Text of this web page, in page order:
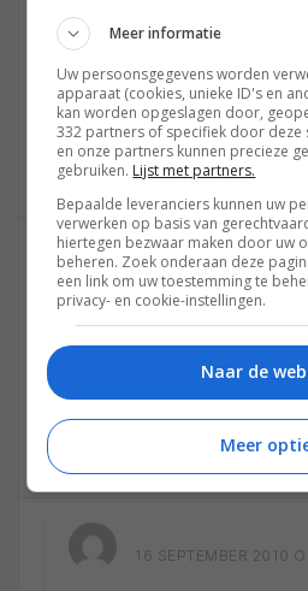
daarbij nodig ik weet wel dat ik
heb
alvast bedankt
Reageren
BART
16 SEPTEMBER 2010 OM
Sony heeft inmiddels op de
gemaakt dat deze update al op
verschijnt!
16 SEPTEMBER 2010
Meer informatie
Uw persoonsgegevens worden
apparaat (cookies, unieke ID's en
kan worden opgeslagen door,
332 partners of specifiek door deze
en onze partners kunnen precieze
gebruiken. Lijst met partners.
Bepaalde leveranciers kunnen uw
verwerken op basis van
hiertegen bezwaar maken door uw
beheren. Zoek onderaan deze
een link om uw toestemming te
privacy- en cookie-instellingen.
Naar de
Meer